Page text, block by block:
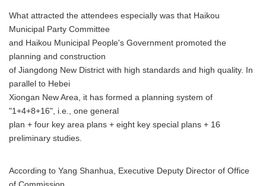
What attracted the attendees especially was that Haikou
Municipal Party Committee
and Haikou Municipal People's Government promoted the
planning and construction
of Jiangdong New District with high standards and high quality. In
parallel to Hebei
Xiongan New Area, it has formed a planning system of
"1+4+8+16", i.e., one general
plan + four key area plans + eight key special plans + 16
preliminary studies.
According to Yang Shanhua, Executive Deputy Director of Office